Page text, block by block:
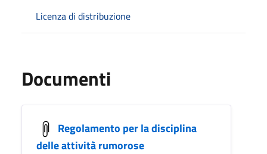
Licenza di distribuzione
Documenti
Regolamento per la disciplina
delle attività rumorose